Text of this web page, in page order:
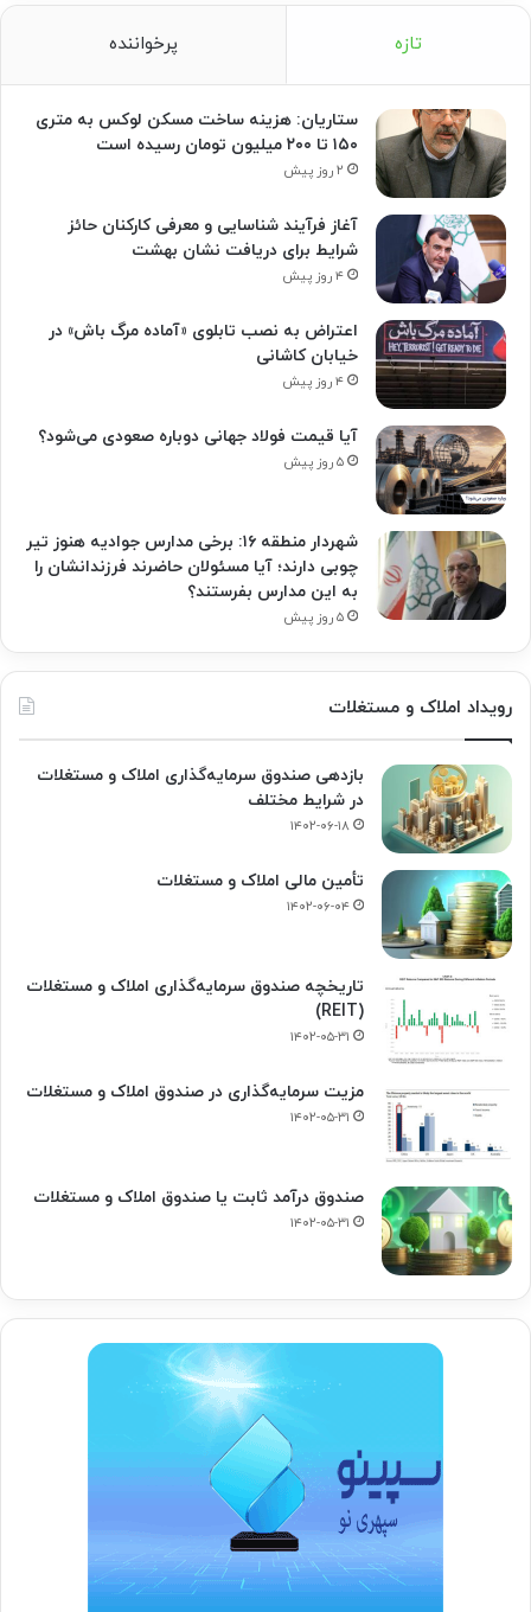
تازه پرخواننده
ستاریان: هزینه ساخت مسکن لوکس به متری
۱۵۰ تا ۲۰۰ میلیون تومان رسیده است
۲ روز پیش
آغاز فرآیند شناسایی و معرفی کارکنان حائز
شرایط برای دریافت نشان بهشت
۴ روز پیش
اعتراض به نصب تابلوی «آماده مرگ باش» در
خیابان کاشانی
۴ روز پیش
آیا قیمت فولاد جهانی دوباره صعودی می‌شود؟
۵ روز پیش
شهردار منطقه ۱۶: برخی مدارس جوادیه هنوز تیر
چوبی دارند؛ آیا مسئولان حاضرند فرزندانشان را
به این مدارس بفرستند؟
۵ روز پیش
رویداد املاک و مستغلات
بازدهی صندوق سرمایه‌گذاری املاک و مستغلات
در شرایط مختلف
۱۴۰۲-۰۶-۱۸
تأمین مالی املاک و مستغلات
۱۴۰۲-۰۶-۰۴
تاریخچه صندوق سرمایه‌گذاری املاک و مستغلات
(REIT)
۱۴۰۲-۰۵-۳۱
مزیت سرمایه‌گذاری در صندوق املاک و مستغلات
۱۴۰۲-۰۵-۳۱
صندوق درآمد ثابت یا صندوق املاک و مستغلات
۱۴۰۲-۰۵-۳۱